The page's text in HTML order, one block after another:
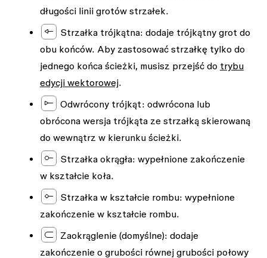
długości linii grotów strzałek.
Strzałka trójkątna: dodaje trójkątny grot do
obu końców. Aby zastosować strzałkę tylko do
jednego końca ścieżki, musisz przejść do trybu
edycji wektorowej.
Odwrócony trójkąt: odwrócona lub
obrócona wersja trójkąta ze strzałką skierowaną
do wewnątrz w kierunku ścieżki.
Strzałka okrągła: wypełnione zakończenie
w kształcie koła.
Strzałka w kształcie rombu: wypełnione
zakończenie w kształcie rombu.
Zaokrąglenie (domyślne): dodaje
zakończenie o grubości równej grubości połowy